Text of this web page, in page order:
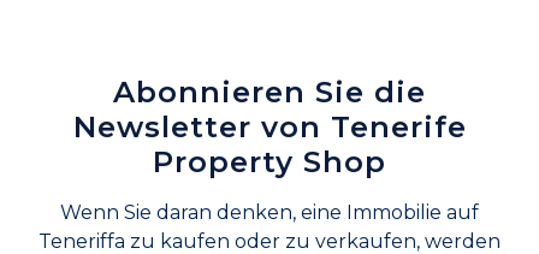
Abonnieren Sie die
Newsletter von Tenerife
Property Shop
Wenn Sie daran denken, eine Immobilie auf
Teneriffa zu kaufen oder zu verkaufen, werden